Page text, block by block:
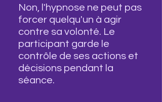
Non, l'hypnose ne peut pas
forcer quelqu'un à agir
contre sa volonté. Le
participant garde le
contrôle de ses actions et
décisions pendant la
séance.